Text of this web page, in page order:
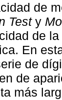
de
Testy
de
En
de
de
más